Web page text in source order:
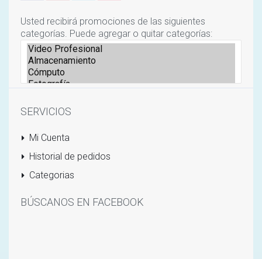
Usted recibirá promociones de las siguientes
categorías. Puede agregar o quitar categorías:
SERVICIOS
Mi Cuenta
Historial de pedidos
Categorias
BÚSCANOS EN FACEBOOK